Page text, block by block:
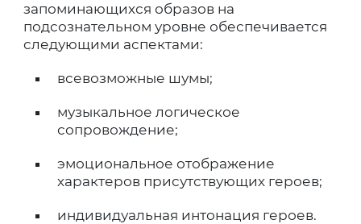
запоминающихся образов на
подсознательном уровне обеспечивается
следующими аспектами:
всевозможные шумы;
музыкальное логическое
сопровождение;
эмоциональное отображение
характеров присутствующих героев;
индивидуальная интонация героев.